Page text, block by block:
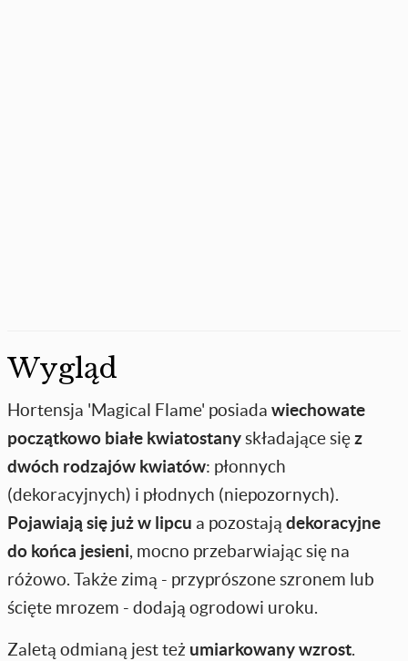
Wygląd
Hortensja 'Magical Flame' posiada wiechowate
początkowo białe kwiatostanyskładające sięz
dwóch rodzajów kwiatów: płonnych
(dekoracyjnych) i płodnych (niepozornych).
Pojawiają się już w lipcu a pozostają dekoracyjne
do końca jesieni, mocno przebarwiając się na
różowo. Także zimą - przyprószone szronem lub
ścięte mrozem - dodają ogrodowi uroku.
Zaletą odmianą jest też umiarkowany wzrost.